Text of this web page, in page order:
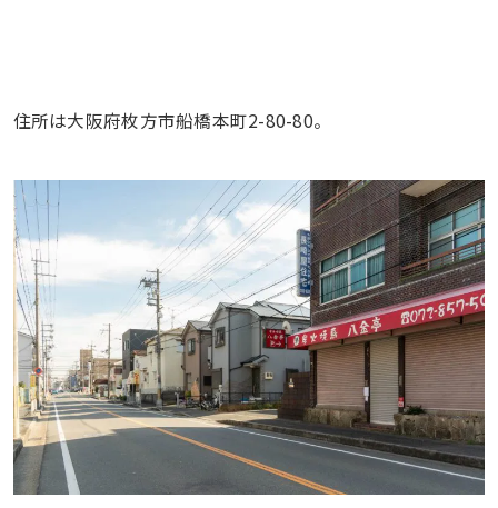
住所は大阪府枚方市船橋本町2-80-80。